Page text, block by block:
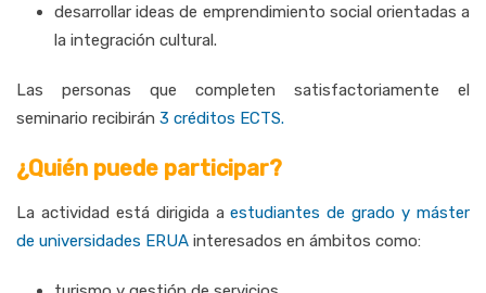
desarrollarideasde emprendimiento social orientadasa
la integración cultural.
Las personas que completen satisfactoriamente el
seminario recibirán 3 créditos ECTS.
¿Quién puede participar?
La actividad está dirigida aestudiantesdegradoymáster
de universidades ERUA interesados en ámbitos como: